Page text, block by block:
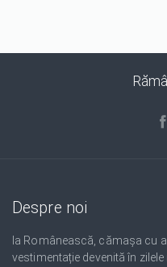
Despre noi
Ia Românească, cămașa cu
vestimentație devenită în